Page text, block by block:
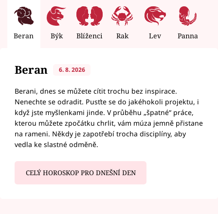
Beran Býk Blíženci Rak Lev Panna
Beran 6. 8. 2026
Berani, dnes se můžete cítit trochu bez inspirace.
Nenechte se odradit. Pusťte se do jakéhokoli projektu, i
když jste myšlenkami jinde. V průběhu „špatné“ práce,
kterou můžete zpočátku chrlit, vám múza jemně přistane
na rameni. Někdy je zapotřebí trocha disciplíny, aby
vedla ke slastné odměně.
CELÝ HOROSKOP PRO DNEŠNÍ DEN